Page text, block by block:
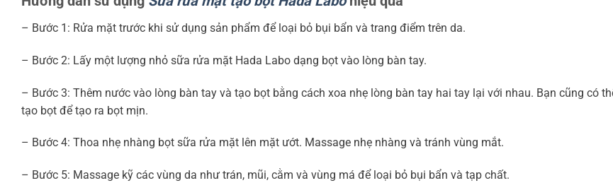
– Bước 1: Rửa mặt trước khi sử dụng sản phẩm để loại bỏ bụi bẩn và trang điểm trên da.
– Bước 2: Lấy một lượng nhỏ sữa rửa mặt Hada Labo dạng bọt vào lòng bàn tay.
– Bước 3: Thêm nước vào lòng bàn tay và tạo bọt bằng cách xoa nhẹ lòng bàn tay hai tay lại với nhau. Bạn cũng có
tạo bọt để tạo ra bọt mịn.
– Bước 4: Thoa nhẹ nhàng bọt sữa rửa mặt lên mặt ướt. Massage nhẹ nhàng và tránh vùng mắt.
– Bước 5: Massage kỹ các vùng da như trán, mũi, cằm và vùng má để loại bỏ bụi bẩn và tạp chất.